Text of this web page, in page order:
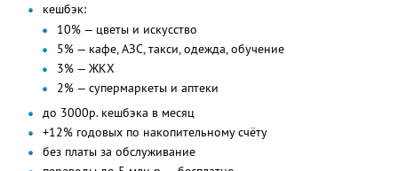
кешбэк:
10% — цветы и искусство
5% — кафе, АЗС, такси, одежда, обучение
3% — ЖКХ
2% — супермаркеты и аптеки
до 3000р. кешбэка в месяц
+12% годовых по накопительному счёту
без платы за обслуживание